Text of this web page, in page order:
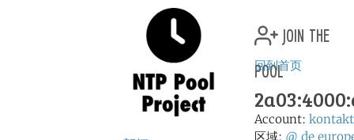
join the
pool
回到首页
Account:
区域: @ de